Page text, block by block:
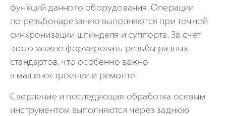
функций данного оборудования. Операции
по резьбонарезанию выполняются при точной
синхронизации шпинделя и суппорта. За счёт
этого можно формировать резьбы разных
стандартов, что особенно важно
в машиностроении и ремонте.
Сверление и последующая обработка осевым
инструментом выполняются через заднюю